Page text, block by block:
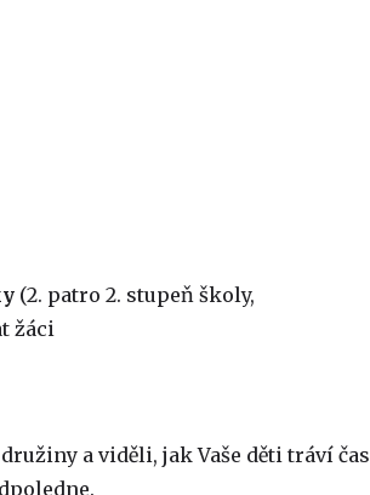
(2. patro 2. stupeň školy,
žáci
a viděli, jak Vaše děti tráví čas